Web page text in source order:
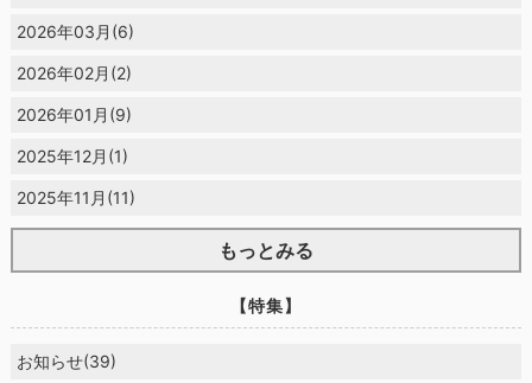
2026年03月(6)
2026年02月(2)
2026年01月(9)
2025年12月(1)
2025年11月(11)
もっとみる
【特集】
お知らせ(39)